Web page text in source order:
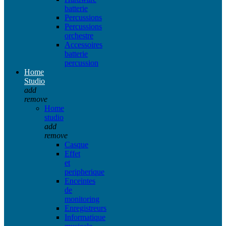
batterie
Percussions
Percussions
orchestre
Accessoires
batterie
percussion
Home
Studio
add
remove
Home
studio
add
remove
Casque
Effet
et
peripherique
Enceintes
de
monitoring
Enregistreurs
Informatique